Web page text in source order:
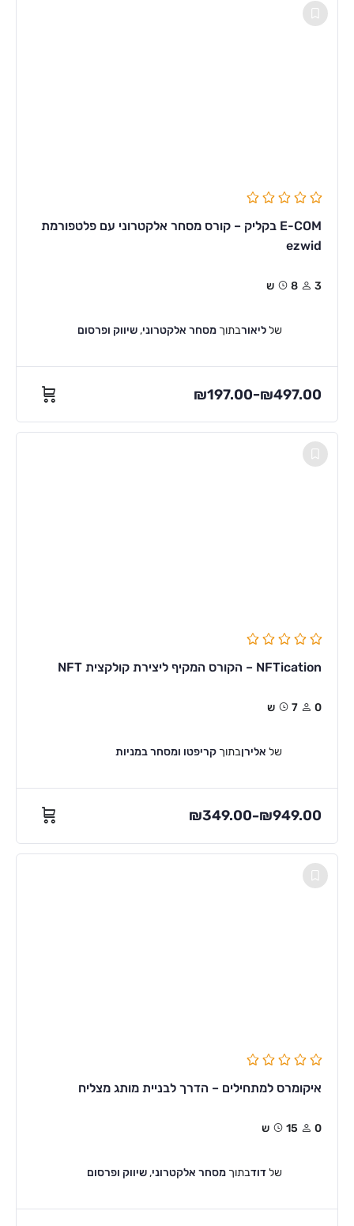
E-COM בקליק – קורס מסחר אלקטרוני עם פלטפורמת
ezwid
3 8ש
שלליאורבתוך מסחר אלקטרוני,שיווק ופרסום
₪197.00–₪497.00
NFTication – הקורס המקיף ליצירת קולקצית NFT
0 7ש
של אלירןבתוך קריפטו ומסחר במניות
₪349.00–₪949.00
איקומרס למתחילים – הדרך לבניית מותג מצליח
0 15ש
שלדודבתוך מסחר אלקטרוני, שיווק ופרסום